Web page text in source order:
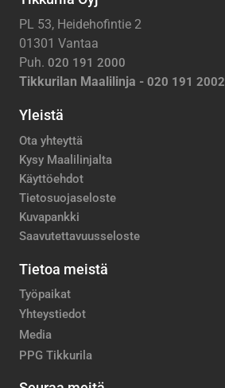
PL 53, Heidehofintie 2
01301 Vantaa
Puh. 020 191 2000
Tikkurilan Maalilinja - 020 191 2002
Yleistä
Ota yhteyttä
Kysy Maalilinjalta
Käyttöehdot
Tietosuojaseloste
Kuvapankki
Saavutettavuusseloste
Tietoa meistä
Työpaikat
Yhteystiedot
Media
PPG Tikkurila